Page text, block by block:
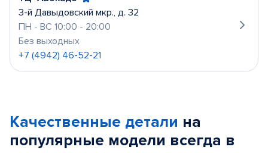
3-й Давыдовский мкр., д. 32
ПН - ВС 10:00 - 20:00
Без выходных
+7 (4942) 46-52-21
Качественные детали на
популярные модели всегда в